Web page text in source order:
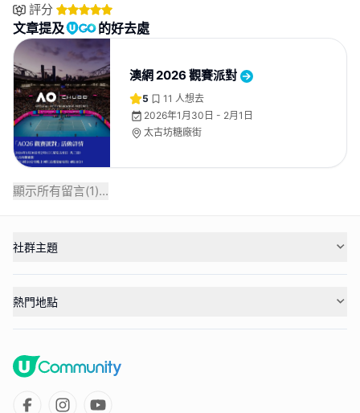
評分
文章提及 的好去處
澳網 2026 觀賽派對
5 11 人想去
2026年1月30日 - 2月1日
太古坊糖廠街
顯示所有留言(1)...
社群主題
熱門地點